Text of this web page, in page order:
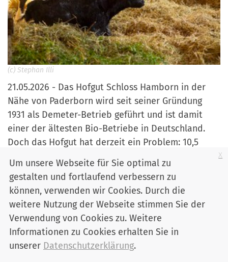
x
Um unsere Webseite für Sie optimal zu
gestalten und fortlaufend verbessern zu
können, verwenden wir Cookies. Durch die
weitere Nutzung der Webseite stimmen Sie der
Verwendung von Cookies zu. Weitere
Informationen zu Cookies erhalten Sie in
unserer Datenschutzerklärung.
(c) Stephan Illi
21.05.2026 - Das Hofgut Schloss Hamborn in der
Nähe von Paderborn wird seit seiner Gründung
1931 als Demeter-Betrieb geführt und ist damit
einer der ältesten Bio-Betriebe in Deutschland.
Doch das Hofgut hat derzeit ein Problem: 10,5
Hektar fruchtbarer Ackerboden, den das
Unternehmen schon lange bewirtschaftet und
dringend benötigt, stehen für über 1,3 Mio. Euro
zum Verkauf. »Ein konventionell wirtschaftender
Erdbeerbauer in der Nähe, kann diese Summe
aufbringen, das Hofgut auf keinen Fall«, weiß
Stephan Illi, Vorstand der Kulturland eG.